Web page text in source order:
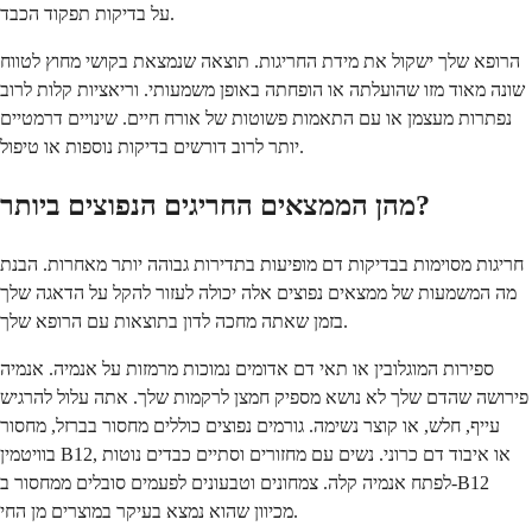
על בדיקות תפקוד הכבד.
הרופא שלך ישקול את מידת החריגות. תוצאה שנמצאת בקושי מחוץ לטווח
שונה מאוד מזו שהועלתה או הופחתה באופן משמעותי. וריאציות קלות לרוב
נפתרות מעצמן או עם התאמות פשוטות של אורח חיים. שינויים דרמטיים
יותר לרוב דורשים בדיקות נוספות או טיפול.
מהן הממצאים החריגים הנפוצים ביותר?
חריגות מסוימות בבדיקות דם מופיעות בתדירות גבוהה יותר מאחרות. הבנת
מה המשמעות של ממצאים נפוצים אלה יכולה לעזור להקל על הדאגה שלך
בזמן שאתה מחכה לדון בתוצאות עם הרופא שלך.
ספירות המוגלובין או תאי דם אדומים נמוכות מרמזות על אנמיה. אנמיה
פירושה שהדם שלך לא נושא מספיק חמצן לרקמות שלך. אתה עלול להרגיש
עייף, חלש, או קוצר נשימה. גורמים נפוצים כוללים מחסור בברזל, מחסור
בוויטמין B12, או איבוד דם כרוני. נשים עם מחזורים וסתיים כבדים נוטות
לפתח אנמיה קלה. צמחונים וטבעונים לפעמים סובלים ממחסור ב-B12
מכיוון שהוא נמצא בעיקר במוצרים מן החי.